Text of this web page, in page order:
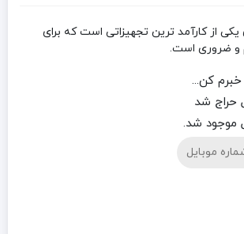
از کارآمد ترین تجهیزاتی است که برای
و ضروری است.
کن...
حراج شد
موجود شد.